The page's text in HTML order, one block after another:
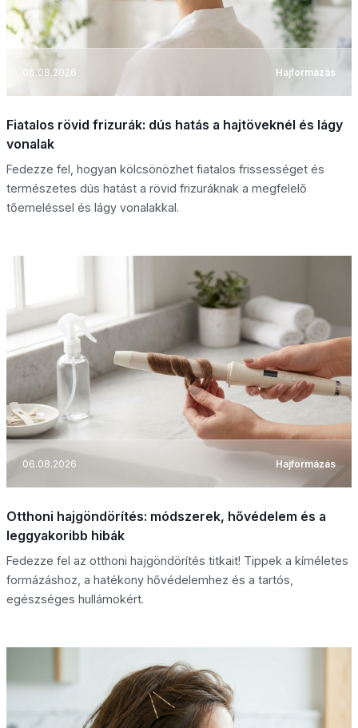
06.08.2026 Hajformázás
Fiatalos rövid frizurák: dús hatás a hajtöveknél és lágy
vonalak
Fedezze fel, hogyan kölcsönözhet fiatalos frissességet és
természetes dús hatást a rövid frizuráknak a megfelelő
tőemeléssel és lágy vonalakkal.
06.08.2026 Hajformázás
Otthoni hajgöndörítés: módszerek, hővédelem és a
leggyakoribb hibák
Fedezze fel az otthoni hajgöndörítés titkait! Tippek a kíméletes
formázáshoz, a hatékony hővédelemhez és a tartós,
egészséges hullámokért.